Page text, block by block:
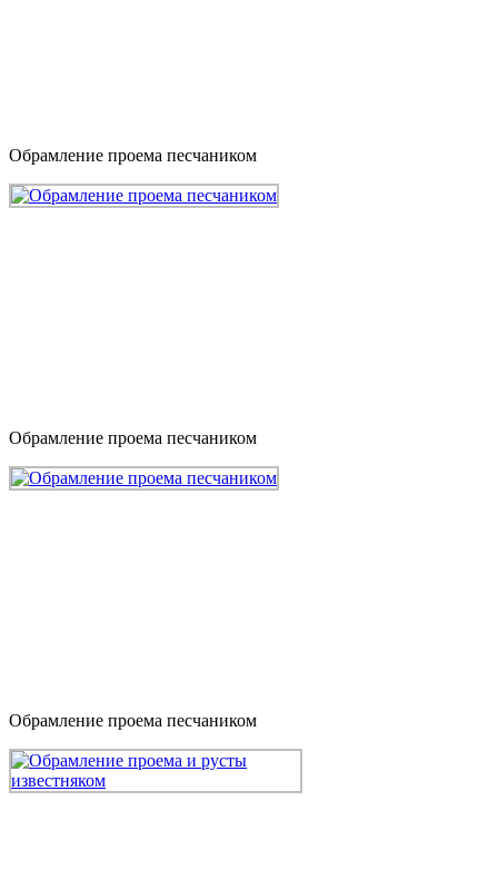
Обрамление проема песчаником
Обрамление проема песчаником
Обрамление проема песчаником